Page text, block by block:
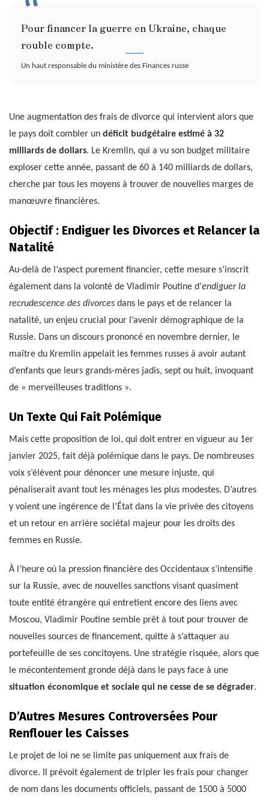
Pour financer la guerre en Ukraine, chaque
rouble compte.
Un haut responsable du ministère des Finances russe
Une augmentation des frais de divorce qui intervient alors que
le pays doit combler un déficit budgétaire estimé à 32
milliards de dollars. Le Kremlin, qui a vu son budget militaire
exploser cette année, passant de 60 à 140 milliards de dollars,
cherche par tous les moyens à trouver de nouvelles marges de
manœuvre financières.
Objectif : Endiguer les Divorces et Relancer la
Natalité
Au-delà de l’aspect purement financier, cette mesure s’inscrit
également dans la volonté de Vladimir Poutine d’endiguer la
recrudescence des divorces dans le pays et de relancer la
natalité, un enjeu crucial pour l’avenir démographique de la
Russie. Dans un discours prononcé en novembre dernier, le
maître du Kremlin appelait les femmes russes à avoir autant
d’enfants que leurs grands-mères jadis, sept ou huit, invoquant
de « merveilleuses traditions ».
Un Texte Qui Fait Polémique
Mais cette proposition de loi, qui doit entrer en vigueur au 1er
janvier 2025, fait déjà polémique dans le pays. De nombreuses
voix s’élèvent pour dénoncer une mesure injuste, qui
pénaliserait avant tout les ménages les plus modestes. D’autres
y voient une ingérence de l’État dans la vie privée des citoyens
et un retour en arrière sociétal majeur pour les droits des
femmes en Russie.
À l’heure où la pression financière des Occidentaux s’intensifie
sur la Russie, avec de nouvelles sanctions visant quasiment
toute entité étrangère qui entretient encore des liens avec
Moscou, Vladimir Poutine semble prêt à tout pour trouver de
nouvelles sources de financement, quitte à s’attaquer au
portefeuille de ses concitoyens. Une stratégie risquée, alors que
le mécontentement gronde déjà dans le pays face à une
situation économique et sociale qui ne cesse de se dégrader.
D’Autres Mesures Controversées Pour
Renflouer les Caisses
Le projet de loi ne se limite pas uniquement aux frais de
divorce. Il prévoit également de tripler les frais pour changer
de nom dans les documents officiels, passant de 1500 à 5000